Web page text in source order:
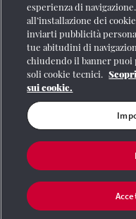
Social
Se vuoi contattarci o avere altre
CONTATTI
Registrazione Tribunale di Roma
| |
Iva 06359501001
esperienza di
all’installazione dei
inviarti pubblicità
tue abitudini di
chiudendo il banner puoi
soli cookie tecnici.
sui cookie.